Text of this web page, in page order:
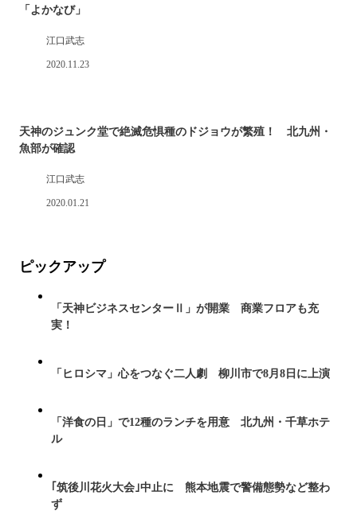
「よかなび」
江口武志
2020.11.23
天神のジュンク堂で絶滅危惧種のドジョウが繁殖！ 北九州・
魚部が確認
江口武志
2020.01.21
ピックアップ
「天神ビジネスセンターⅡ」が開業 商業フロアも充
実！
「ヒロシマ」心をつなぐ二人劇 柳川市で8月8日に上演
「洋食の日」で12種のランチを用意 北九州・千草ホテ
ル
｢筑後川花火大会｣中止に 熊本地震で警備態勢など整わ
ず